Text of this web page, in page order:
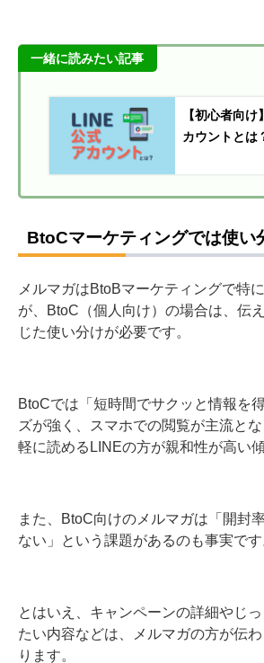
一緒に読みたい記事
【初心者向
カウントとは
BtoCマーケティングでは使い
メルマガはBtoBマーケティングで特
が、BtoC（個人向け）の場合は、伝
じた使い分けが必要です。
BtoCでは「短時間でサクッと情報を
ズが強く、スマホでの閲覧が主流と
軽に読めるLINEの方が親和性が高い
また、BtoC向けのメルマガは「開封
ない」という課題があるのも事実です
とはいえ、キャンペーンの詳細やじ
たい内容などは、メルマガの方が伝
ります。